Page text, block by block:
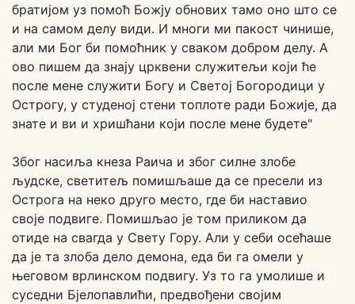
братијом уз помоћ Божју обнових тамо оно што се
и на самом делу види. И многи ми пакост чинише,
али ми Бог би помоћник у сваком добром делу. А
ово пишем да знају црквени служитељи који ће
после мене служити Богу и Светој Богородици у
Острогу, у студеној стени топлоте ради Божије, да
знате и ви и хришћани који после мене будете"
Због насиља кнеза Раича и због силне злобе
људске, светитељ помишљаше да се пресели из
Острога на неко друго место, где би наставио
своје подвиге. Помишљао је том приликом да
отиде на свагда у Свету Гору. Али у себи осећаше
да је та злоба дело демона, еда би га омели у
његовом врлинском подвигу. Уз то га умолише и
суседни Бјелопавлићи, предвођени својим